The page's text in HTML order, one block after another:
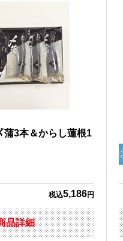
蒲3本＆からし蓮根1
税込5,186円
品詳細